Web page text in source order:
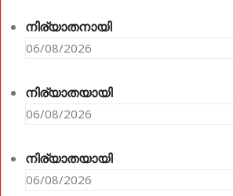
നിര്യാതനായി
06/08/2026
നിര്യാതയായി
06/08/2026
നിര്യാതയായി
06/08/2026